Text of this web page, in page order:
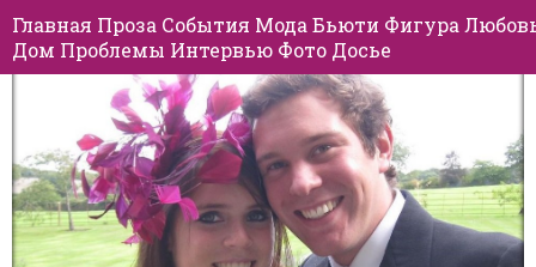
Главная Проза События Мода Бьюти Фигура
Дом Проблемы Интервью Фото Досье